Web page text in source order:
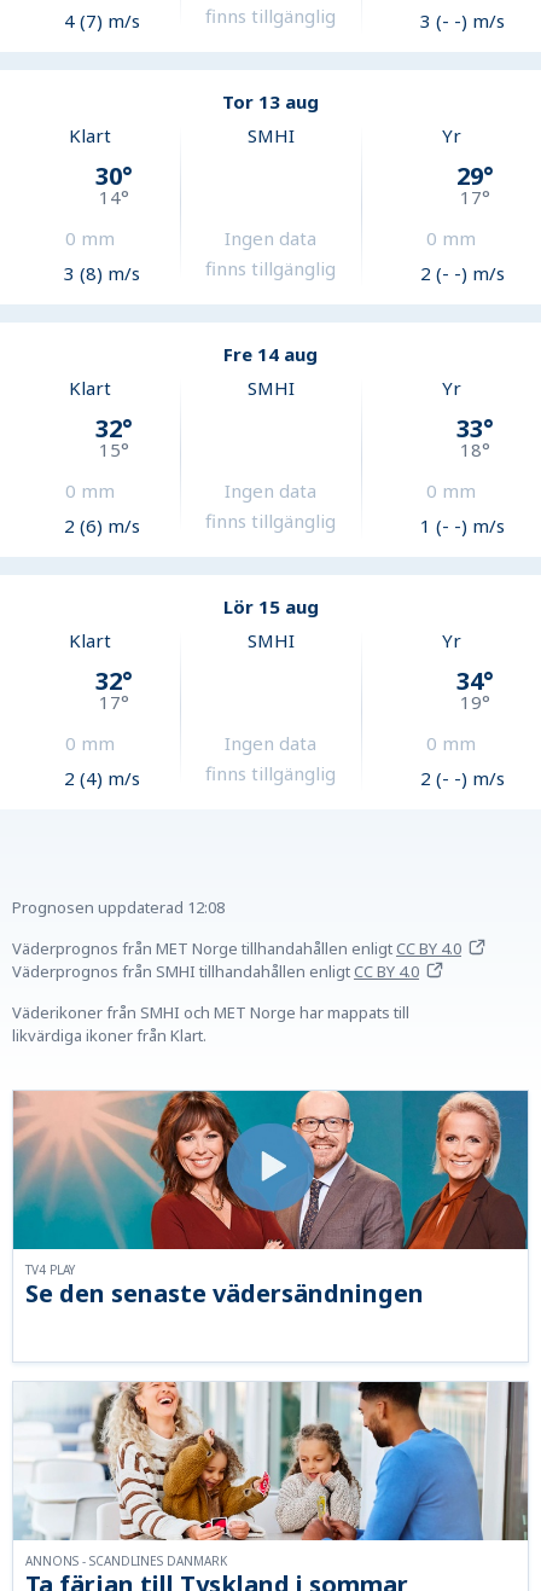
4 (7) m/s
finns tillgänglig
3 (- -) m/s
Tor 13 aug
Klart
30°
14°
0 mm
3 (8) m/s
SMHI
Ingen data
finns tillgänglig
Yr
29°
17°
0 mm
2 (- -) m/s
Fre 14 aug
Klart
32°
15°
0 mm
2 (6) m/s
SMHI
Ingen data
finns tillgänglig
Yr
33°
18°
0 mm
1 (- -) m/s
Lör 15 aug
Klart
32°
17°
0 mm
2 (4) m/s
SMHI
Ingen data
finns tillgänglig
Yr
34°
19°
0 mm
2 (- -) m/s
Prognosen uppdaterad 12:08
Väderprognos från MET Norge tillhandahållen enligtCC BY 4.0
Väderprognos från SMHI tillhandahållen enligtCC BY 4.0
Väderikoner från SMHI och MET Norge har mappats till
likvärdiga ikoner från Klart.
Se den senaste vädersändningen
TV4 PLAY
ANNONS - SCANDLINES DANMARK